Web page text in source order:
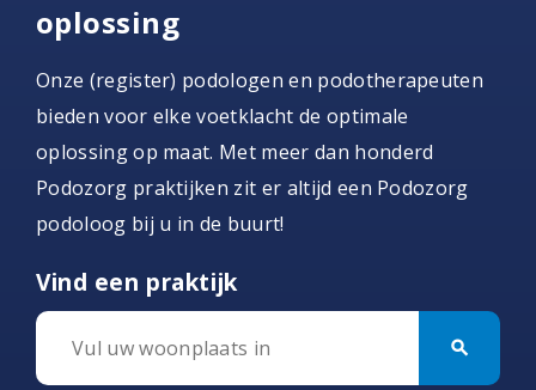
oplossing
Onze (register) podologen en podotherapeuten
bieden voor elke voetklacht de optimale
oplossing op maat. Met meer dan honderd
Podozorg praktijken zit er altijd een Podozorg
podoloog bij u in de buurt!
Vind een praktijk
search